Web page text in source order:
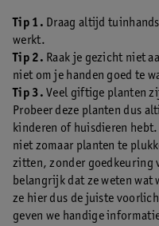
Tip 1. Draag altijd
werkt.
Tip 2. Raak je gezicht niet
niet om je handen goed te
Tip 3.Veel giftige planten
Probeer deze planten dus
kinderen of huisdieren
niet zomaar planten te
zitten, zonder goedkeuring
belangrijk dat ze weten wat
ze hier dus de juiste
geven we handige